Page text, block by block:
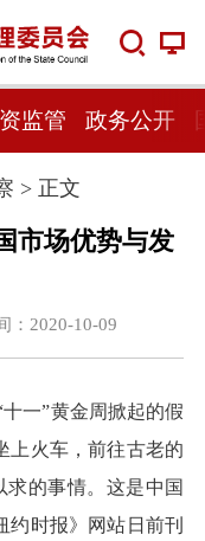
监管 政务公开
> 正文
市场优势与发
2020-10-09
一”黄金周掀起的假
上火车，前往古老的
的事情。这是中国
约时报》网站日前刊